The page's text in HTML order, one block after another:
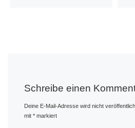
Schreibe einen
Deine E-Mail-Adresse wird nicht
mit* markiert